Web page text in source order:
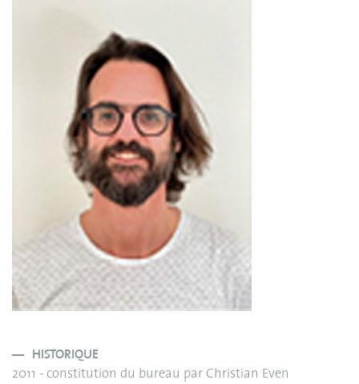
HISTORIQUE
2011 - constitution du bureau par Christian Even